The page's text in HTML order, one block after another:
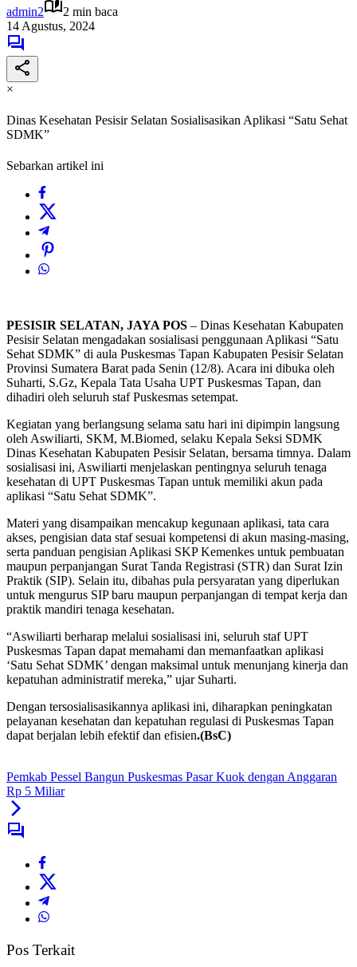
admin2
2 min baca
14 Agustus, 2024
×
Dinas Kesehatan Pesisir Selatan Sosialisasikan Aplikasi “Satu Sehat
SDMK”
Sebarkan artikel ini
PESISIR SELATAN, JAYA POS – Dinas Kesehatan Kabupaten
Pesisir Selatan mengadakan sosialisasi penggunaan Aplikasi “Satu
Sehat SDMK” di aula Puskesmas Tapan Kabupaten Pesisir Selatan
Provinsi Sumatera Barat pada Senin (12/8). Acara ini dibuka oleh
Suharti, S.Gz, Kepala Tata Usaha UPT Puskesmas Tapan, dan
dihadiri oleh seluruh staf Puskesmas setempat.
Kegiatan yang berlangsung selama satu hari ini dipimpin langsung
oleh Aswiliarti, SKM, M.Biomed, selaku Kepala Seksi SDMK
Dinas Kesehatan Kabupaten Pesisir Selatan, bersama timnya. Dalam
sosialisasi ini, Aswiliarti menjelaskan pentingnya seluruh tenaga
kesehatan di UPT Puskesmas Tapan untuk memiliki akun pada
aplikasi “Satu Sehat SDMK”.
Materi yang disampaikan mencakup kegunaan aplikasi, tata cara
akses, pengisian data staf sesuai kompetensi di akun masing-masing,
serta panduan pengisian Aplikasi SKP Kemenkes untuk pembuatan
maupun perpanjangan Surat Tanda Registrasi (STR) dan Surat Izin
Praktik (SIP). Selain itu, dibahas pula persyaratan yang diperlukan
untuk mengurus SIP baru maupun perpanjangan di tempat kerja dan
praktik mandiri tenaga kesehatan.
“Aswiliarti berharap melalui sosialisasi ini, seluruh staf UPT
Puskesmas Tapan dapat memahami dan memanfaatkan aplikasi
‘Satu Sehat SDMK’ dengan maksimal untuk menunjang kinerja dan
kepatuhan administratif mereka,” ujar Suharti.
Dengan tersosialisasikannya aplikasi ini, diharapkan peningkatan
pelayanan kesehatan dan kepatuhan regulasi di Puskesmas Tapan
dapat berjalan lebih efektif dan efisien.(BsC)
Pemkab Pessel Bangun Puskesmas Pasar Kuok dengan Anggaran
Rp 5 Miliar
Pos Terkait